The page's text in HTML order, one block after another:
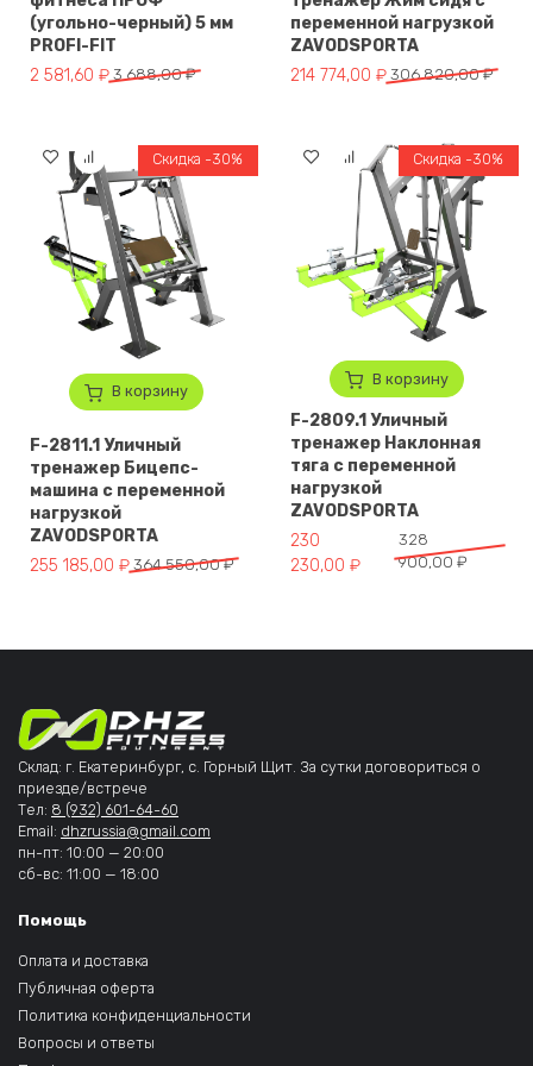
(угольно-черный) 5 мм
PROFI-FIT
3 688,00₽
Первоначальная цена составляла 3 688,00 ₽.
2 581,60 ₽
Текущая цена: 2 581,60 ₽.
переменной нагрузкой
ZAVODSPORTA
306 820,00₽
Первоначальная цена
214 774,00 ₽
Текущая цена: 214 774,00 ₽.
В корзину
Скидка -30%
F-2811.1 Уличный
тренажер Бицепс-
машина с переменной
нагрузкой
ZAVODSPORTA
364 550,00₽
Первоначальная цена составляла 364 550,00 ₽.
255 185,00 ₽
Текущая цена: 255 185,00 ₽.
В корзину
Скидка -30%
F-2809.1 Уличный
тренажер Наклонная
тяга с переменной
нагрузкой
ZAVODSPORTA
328
900,00 ₽
Первоначальная цена
230
230,00 ₽
Текущая цена: 230 230,00 ₽.
Склад: г. Екатеринбург, с. Горный Щит. За сутки договориться о
приезде/встрече
Тел: 8 (932) 601-64-60
Email: dhzrussia@gmail.com
пн-пт: 10:00 — 20:00
сб-вс: 11:00 — 18:00
Помощь
Оплата и доставка
Публичная оферта
Политика конфиденциальности
Вопросы и ответы